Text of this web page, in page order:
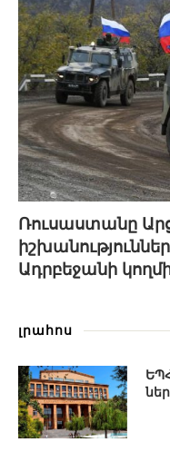
Ռուսաստանը
Ադրբեջանի
լրահոս